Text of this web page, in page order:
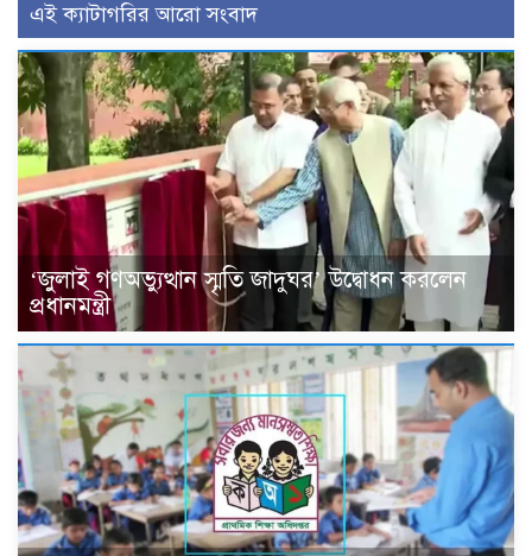
এই ক্যাটাগরির আরো সংবাদ
‘জুলাই গণঅভ্যুত্থান স্মৃতি জাদুঘর’ উদ্বোধন করলেন
প্রধানমন্ত্রী